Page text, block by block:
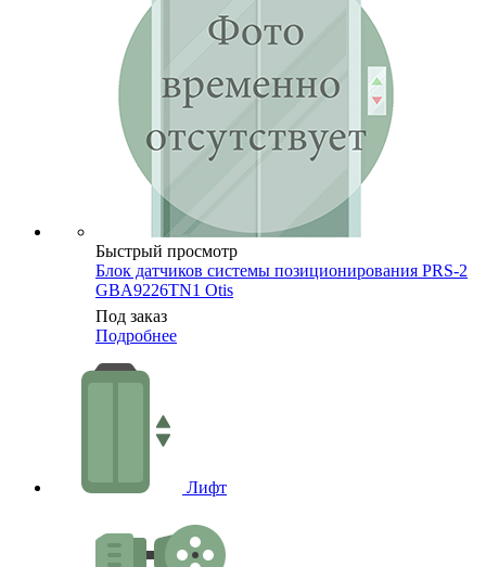
Быстрый просмотр
Блок датчиков системы позиционирования PRS-2
GBA9226TN1 Otis
Под заказ
Подробнее
Лифт